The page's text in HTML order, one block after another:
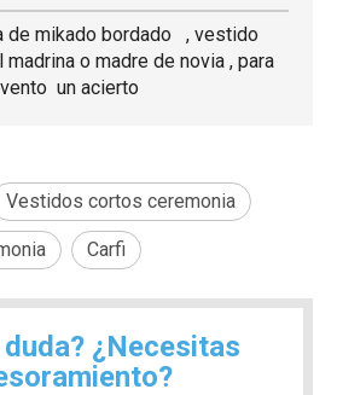
de mikado bordado , vestido
o madre de novia , para
un acierto
Vestidos cortos ceremonia
Carfi
¿Necesitas